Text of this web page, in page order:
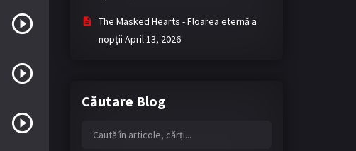
The Masked Hearts - Floarea eternă a
nopții April 13, 2026
Căutare Blog